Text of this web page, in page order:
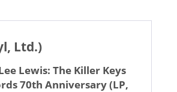
Ltd.)
Lewis: The Killer Keys
70th Anniversary (LP,